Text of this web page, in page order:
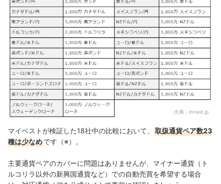
出典： invast.jp
マイベストが検証した18社中の比較において、
取扱通貨ペア数23
種は少なめです（※）。
主要通貨ペアのカバーに問題はありませんが、マイナー通貨（ト
ルコリラ以外の新興国通貨など）での自動売買を希望する場合